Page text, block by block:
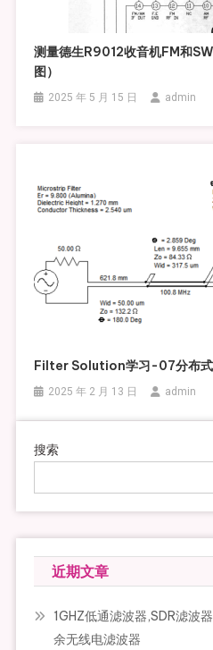
测量德生R9012收音机FM和
图）
2025 年 5 月 15 日 admin
Filter Solution学习-07分布式
2025 年 2 月 13 日 admin
搜索
近期文章
1GHZ低通滤波器,SDR滤波
余无线电滤波器